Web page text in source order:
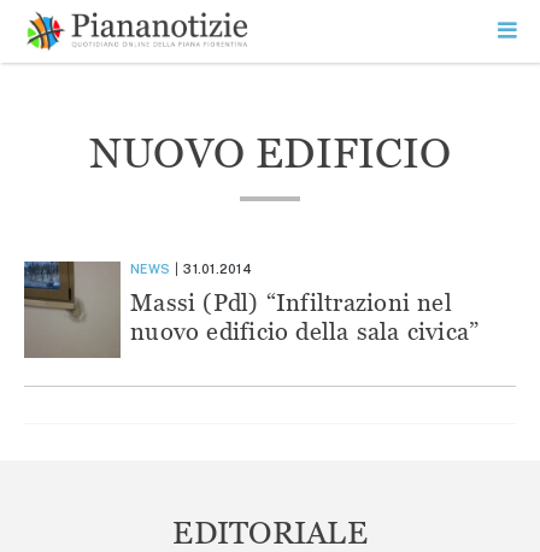
contenuto
SEARCH
NUOVO EDIFICIO
NEWS 31.01.2014
Massi (Pdl) “Infiltrazioni nel
nuovo edificio della sala civica”
EDITORIALE